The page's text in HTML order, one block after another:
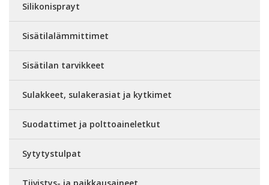
Silikonisprayt
Sisätilalämmittimet
Sisätilan tarvikkeet
Sulakkeet, sulakerasiat ja kytkimet
Suodattimet ja polttoaineletkut
Sytytystulpat